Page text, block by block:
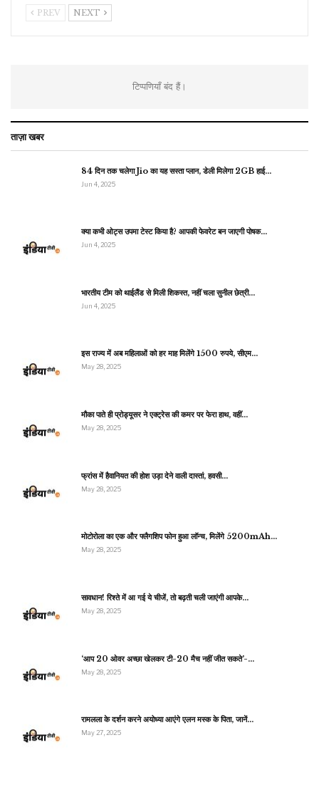
PREV NEXT
टिप्पणियाँ बंद हैं।
ताज़ा खबर
84 दिन तक चलेगा Jio का यह सस्ता प्लान, डेली मिलेगा 2GB हाई…
Jun 4, 2025
क्या कभी ओट्स उपमा टेस्ट किया है? आपकी फेवरेट बन जाएगी पोषक…
Jun 4, 2025
भारतीय टीम को थाईलैंड से मिली शिकस्त, नहीं चला सुनील छेत्री…
Jun 4, 2025
इस राज्य में अब महिलाओं को हर माह मिलेंगे 1500 रुपये, सीएम…
May 28, 2025
मौका पाते ही प्रोड्यूसर ने एक्ट्रेस की कमर पर फेरा हाथ, वहीं…
May 28, 2025
फ्रांस में हैवानियत की होश उड़ा देने वाली दास्तां, हवसी…
May 28, 2025
मोटोरोला का एक और फ्लैगशिप फोन हुआ लॉन्च, मिलेंगे 5200mAh…
May 28, 2025
सावधान! रिश्ते में आ गई ये चीजें, तो बढ़ती चली जाएंगी आपके…
May 28, 2025
‘आप 20 ओवर अच्छा खेलकर टी-20 मैच नहीं जीत सकते’-…
May 28, 2025
रामलला के दर्शन करने अयोध्या आएंगे एलन मस्क के पिता, जानें…
May 27, 2025